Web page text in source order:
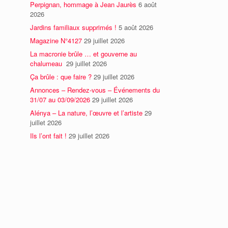
Perpignan, hommage à Jean Jaurès 6 août
2026
Jardins familiaux supprimés ! 5 août 2026
Magazine N°4127 29 juillet 2026
La macronie brûle … et gouverne au
chalumeau 29 juillet 2026
Ça brûle : que faire ? 29 juillet 2026
Annonces – Rendez-vous – Événements du
31/07 au 03/09/2026 29 juillet 2026
Alénya – La nature, l’œuvre et l’artiste 29
juillet 2026
Ils l’ont fait ! 29 juillet 2026